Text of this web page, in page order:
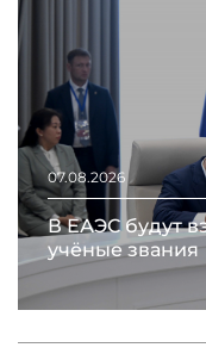
07.08.2026
В ЕАЭС будут
учёные звания